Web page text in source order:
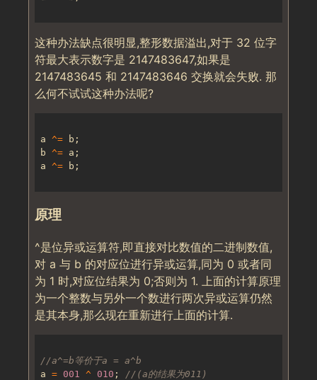
这种办法缺点很明显,整形数据溢出,对于 32 位字
符最大表示数字是 2147483647,如果是
2147483645 和 2147483646 交换就会失败. 那
么何不试试这种办法呢?
a ^=
b ^=
a ^=
原理
^是位异或运算符,即直接对比数值的二进制数值,
对 a 与 b 的对应位进行异或运算,同为 0 或者同
为 1 时,对应位结果为 0;否则为 1. 上面的计算原理
为一个整数与另外一个数进行两次异或运算仍然
是其本身,那么现在重新进行上面的计算.
a = 001 ^ 010 ;